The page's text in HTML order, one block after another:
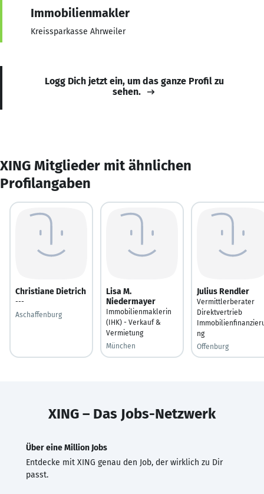
Immobilienmakler
Kreissparkasse Ahrweiler
Logg Dich jetzt ein, um das ganze Profil zu
sehen.
XING Mitglieder mit ähnlichen
Profilangaben
Christiane Dietrich
---
Aschaffenburg
Lisa M.
Niedermayer
Immobilienmaklerin
(IHK) - Verkauf &
Vermietung
München
Julius Rendler
Vermittlerberater
Direktvertrieb
ng
Offenburg
XING – Das Jobs-Netzwerk
Über eine Million Jobs
Entdecke mit XING genau den Job, der wirklich zu Dir
passt.